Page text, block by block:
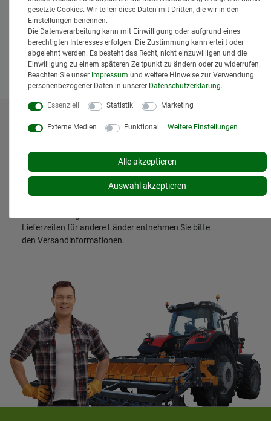
6,95 € *
Lieferzeit: 1 bis 3 Tage*
In den Warenkorb
inkl. MwSt.zzgl.Versand
* Alle Preise inklusive gesetzlicher Mehrwertsteuer und
Artikeln bei Bestellungen bis 14 Uhr und Sofortbezahlung
(z.B. PayPal) bereits am gleichen Werktag. Die angegebenen
Lieferzeiten gelten für Lieferungen innerhalb Deutschlands.
Die angezeigten Versandkosten beziehen sich auf den
Lieferzeiten für andere Länder entnehmen Sie bitte
den Versandinformationen.
gesetzte Cookies. Wir teilen diese Daten mit Dritten, die wir in den
Einstellungen benennen.
Die Datenverarbeitung kann mit Einwilligung oder aufgrund eines
berechtigten Interesses erfolgen. Die Zustimmung kann erteilt oder
abgelehnt werden. Es besteht das Recht, nicht einzuwilligen und die
Einwilligung zu einem späteren Zeitpunkt zu ändern oder zu widerrufen.
Beachten Sie unser Impressum und weitere Hinweise zur Verwendung
personenbezogener Daten in unserer Daten­schutz­erklärung.
Essenziell Statistik Marketing
Externe Medien Funktional Weitere Einstellungen
Alle akzeptieren
Auswahl akzeptieren